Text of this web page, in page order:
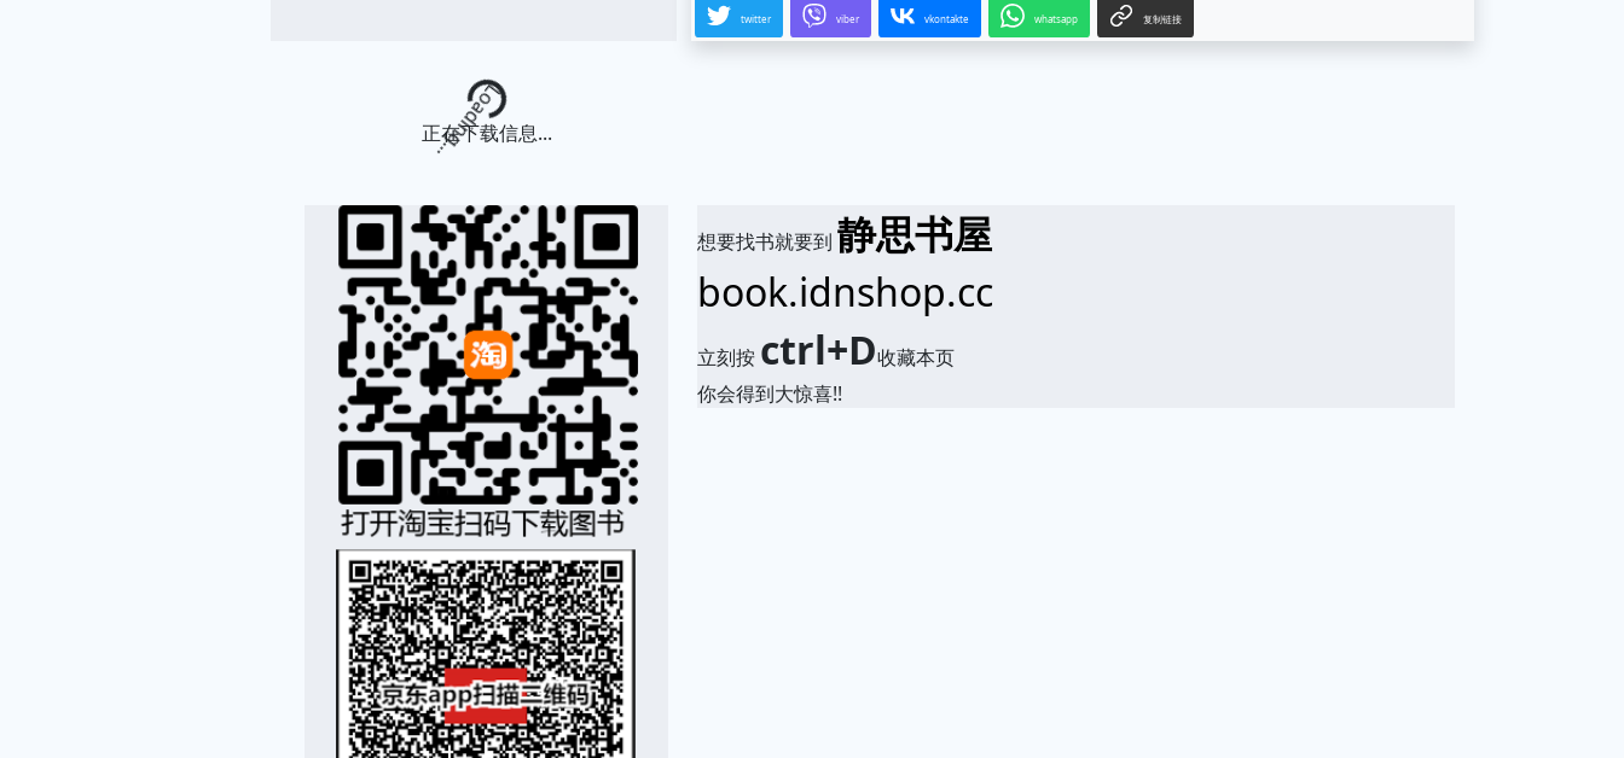
twitter viber vkontakte whatsapp 复制链接
Loading...
正在下载信息...
想要找书就要到静思书屋
book.idnshop.cc
立刻按 ctrl+D收藏本页
你会得到大惊喜!!